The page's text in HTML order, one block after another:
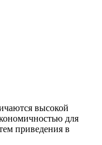
высокой
для
приведения в